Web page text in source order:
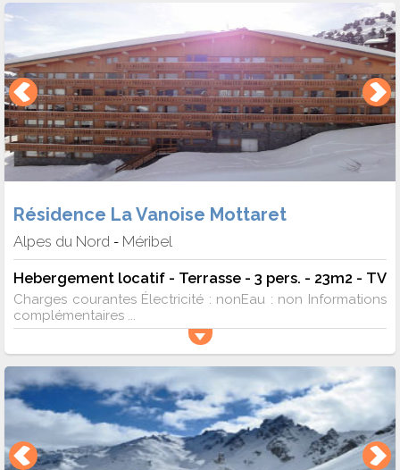
Résidence La Vanoise Mottaret
Alpes du Nord - Méribel
Hebergement locatif - Terrasse - 3 pers. - 23m2 - TV
Charges courantes Électricité : nonEau : non Informations
complémentaires ...